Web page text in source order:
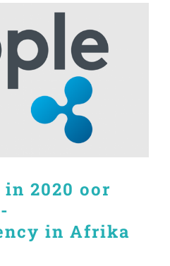
2020 oor
in Afrika